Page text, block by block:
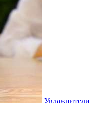
Увлажнители